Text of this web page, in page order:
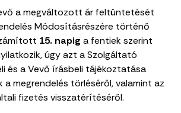
a megváltozott ár feltüntetését
Módosításrészére történő
15. napig a fentiek szerint
úgy azt a Szolgáltató
és a Vevő írásbeli tájékoztatása
megrendelés törléséről, valamint az
fizetés visszatérítéséről.